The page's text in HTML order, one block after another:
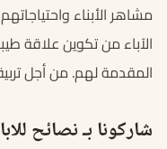
مشاهر الأبناء
الآباء من تكوين علاقة
المقدمة لهم. من أجل
شاركونا بـ نصائح